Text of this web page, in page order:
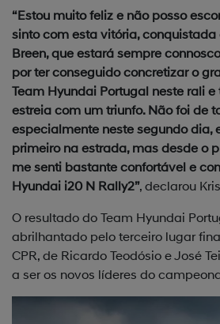
“Estou muito feliz e não posso
sinto com esta vitória, conquistada
Breen, que estará sempre
por ter conseguido concretizar o
Team Hyundai Portugal neste rali
estreia com um triunfo. Não foi de
especialmente neste segundo dia,
primeiro na estrada, mas desde o
me senti bastante confortável e
Hyundai i20 N Rally2”, declarou
O resultado do Team Hyundai
abrilhantado pelo terceiro lugar
CPR, de Ricardo Teodósio e José
a ser os novos líderes do